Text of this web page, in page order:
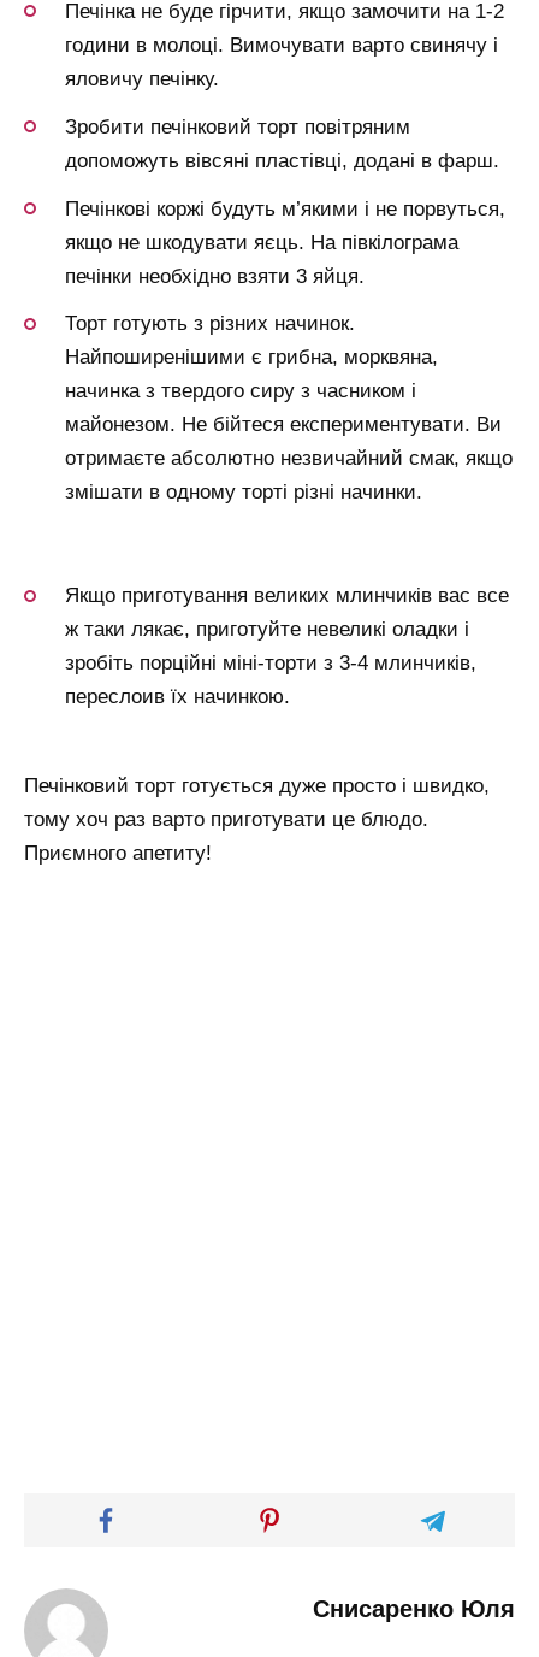
Печінка не буде гірчити, якщо замочити на 1-2
години в молоці. Вимочувати варто свинячу і
яловичу печінку.
Зробити печінковий торт повітряним
допоможуть вівсяні пластівці, додані в фарш.
Печінкові коржі будуть м’якими і не порвуться,
якщо не шкодувати яєць. На півкілограма
печінки необхідно взяти 3 яйця.
Торт готують з різних начинок.
Найпоширенішими є грибна, морквяна,
начинка з твердого сиру з часником і
майонезом. Не бійтеся експериментувати. Ви
отримаєте абсолютно незвичайний смак, якщо
змішати в одному торті різні начинки.
Якщо приготування великих млинчиків вас все
ж таки лякає, приготуйте невеликі оладки і
зробіть порційні міні-торти з 3-4 млинчиків,
переслоив їх начинкою.
Печінковий торт готується дуже просто і швидко,
тому хоч раз варто приготувати це блюдо.
Приємного апетиту!
Снисаренко Юля